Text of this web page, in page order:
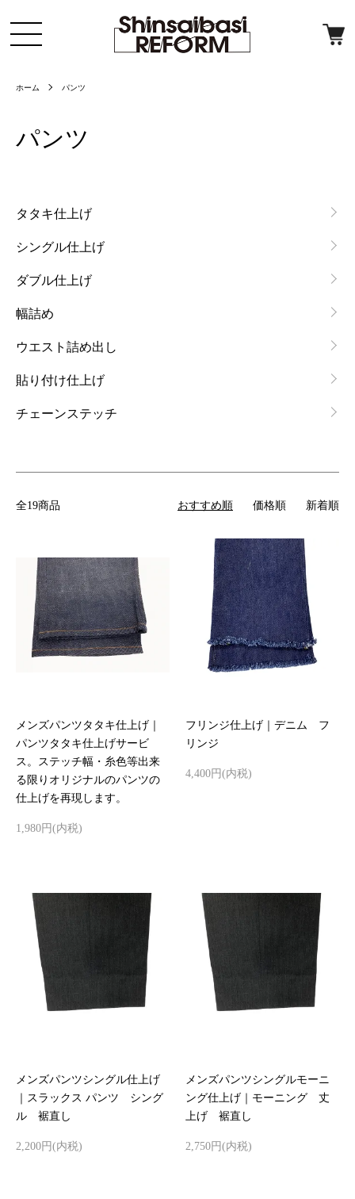
ホーム パンツ
パンツ
タタキ仕上げ
シングル仕上げ
ダブル仕上げ
幅詰め
ウエスト詰め出し
貼り付け仕上げ
チェーンステッチ
全19商品 おすすめ順 価格順 新着順
メンズパンツタタキ仕上げ｜
パンツタタキ仕上げサービ
ス。ステッチ幅・糸色等出来
る限りオリジナルのパンツの
仕上げを再現します。
1,980円(内税)
フリンジ仕上げ｜デニム フ
リンジ
4,400円(内税)
メンズパンツシングル仕上げ
｜スラックス パンツ シング
ル 裾直し
2,200円(内税)
メンズパンツシングルモーニ
ング仕上げ｜モーニング 丈
上げ 裾直し
2,750円(内税)